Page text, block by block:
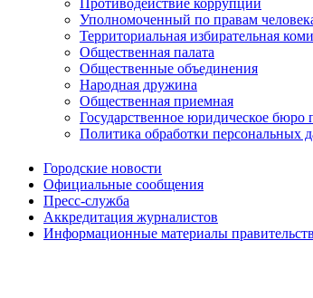
Противодействие коррупции
Уполномоченный по правам
Территориальная избирательная
Общественная палата
Общественные объединения
Народная дружина
Общественная приемная
Государственное юридическое бюро
Политика обработки персональных
Городские новости
Официальные сообщения
Пресс-служба
Аккредитация журналистов
Информационные материалы